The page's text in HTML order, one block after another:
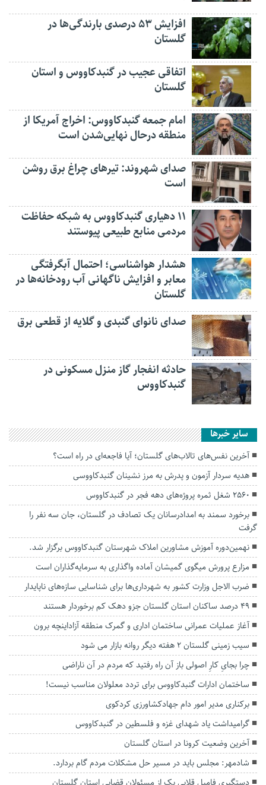
افزایش ۵۳ درصدی بارندگی‌ها در
گلستان
اتفاقی عجیب در‌ گنبدکاووس و استان
گلستان
امام جمعه گنبدکاووس: اخراج آمریکا از
منطقه درحال نهایی‌شدن است
صدای شهروند: تیرهای چراغ برق روشن
است
۱۱ دهیاری گنبدکاووس به شبکه حفاظت
مردمی منابع طبیعی پیوستند
هشدار هواشناسی؛ احتمال آبگرفتگی
معابر و افزایش ناگهانی آب رودخانه‌ها در
گلستان
صدای نانوای گنبدی و گلایه از قطعی برق
حادثه انفجار گاز منزل مسکونی در
گنبدکاووس
سایر خبرها
آخرین نفس‌های تالاب‌های گلستان؛ آیا فاجعه‌ای در راه است؟
هدیه سردار آزمون و پدرش به مرز نشینان گنبدکاووسی
۲۵۶۰ شغل ثمره پروژه‌های دهه فجر در گنبدکاووس
برخورد سمند به امدادرسانان یک تصادف در گلستان، جان سه نفر را
گرفت
نهمین‌دوره آموزش مشاورین املاک شهرستان گنبدکاووس برگزار شد.
مزارع پرورش میگوی گمیشان آماده واگذاری به سرمایه‌گذاران است
ضرب الاجل وزارت کشور به شهرداری‌ها برای شناسایی سازه‌های ناپایدار
۴۹ درصد ساکنان استان گلستان جزو دهک کم برخوردار هستند
آغاز عملیات عمرانی ساختمان اداری و گمرک منطقه آزاداینچه برون
سیب زمینی گلستان ۲ هفته دیگر روانه بازار می شود
چرا بجایِ کارِ اصولی باز آن راه رفتید که مردم‌ در آن‌ ناراضی
ساختمان ادارات گنبدکاووس برای تردد معلولان مناسب نیست!
برکناری مدیر امور دام جهادکشاورزی کردکوی
گرامیداشت یاد شهدای غزه و فلسطین در گنبدکاووس
آخرین وضعیت کرونا در استان گلستان
شادمهر: مجلس باید در مسیر حل مشکلات مردم گام بردارد.